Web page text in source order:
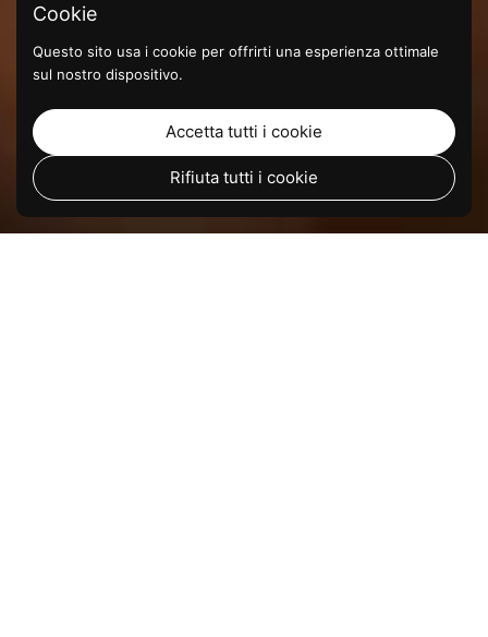
Cookie
Questo sito usa i cookie per offrirti una esperienza ottimale
sul nostro dispositivo.
Accetta tutti i cookie
Rifiuta tutti i cookie